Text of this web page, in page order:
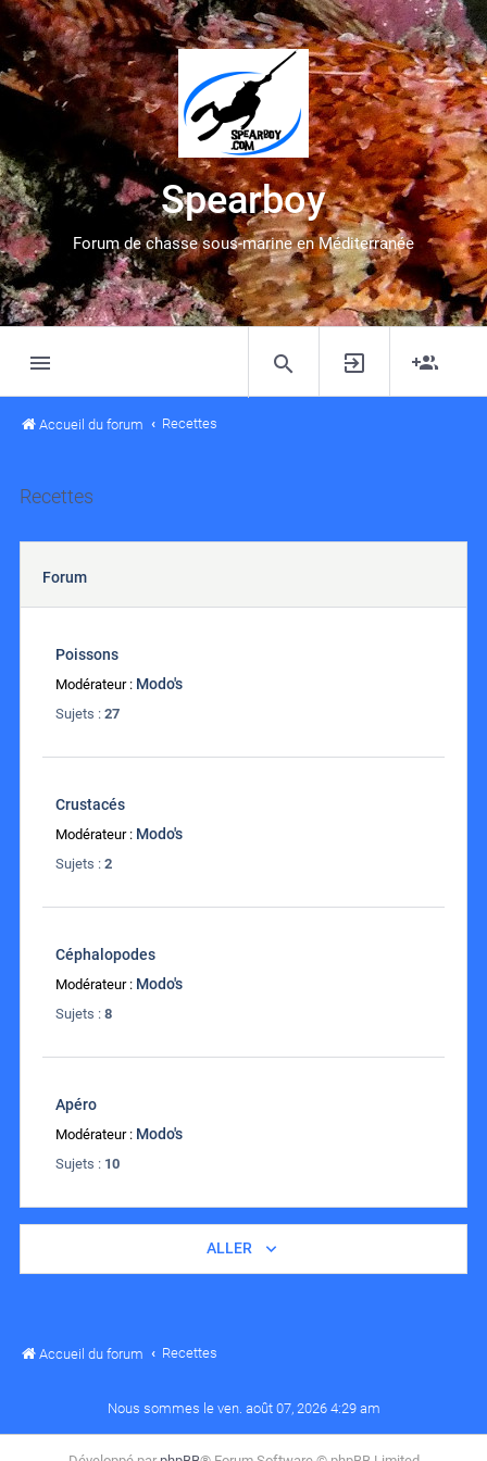
Spearboy
Forum de chasse sous-marine en Méditerranée
Accueil du forum Recettes
Recettes
Forum
Poissons
Modérateur : Modo's
Sujets : 27
Crustacés
Modérateur : Modo's
Sujets : 2
Céphalopodes
Modérateur : Modo's
Sujets : 8
Apéro
Modérateur : Modo's
Sujets : 10
ALLER
Accueil du forum Recettes
Nous sommes le ven. août 07, 2026 4:29 am